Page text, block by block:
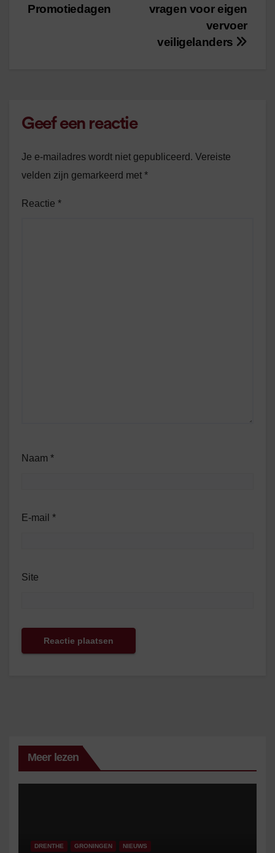
navigatie
vragen voor eigen
vervoer
veiligelanders
Promotiedagen
Geef een reactie
Je e-mailadres wordt niet gepubliceerd. Vereiste
velden zijn gemarkeerd met *
Reactie *
Naam *
E-mail *
Site
Meer lezen
DRENTHE GRONINGEN NIEUWS